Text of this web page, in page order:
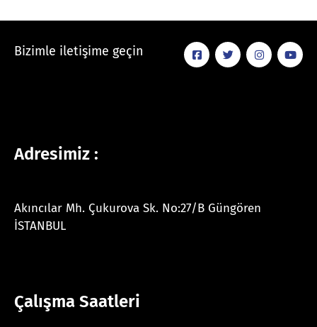
Bizimle iletişime geçin
Adresimiz :
Akıncılar Mh. Çukurova Sk. No:27/B Güngören
İSTANBUL
Çalışma Saatleri